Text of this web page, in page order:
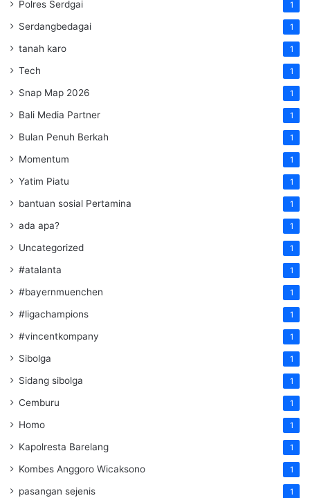
Polres Serdgai 1
Serdangbedagai 1
tanah karo 1
Tech 1
Snap Map 2026 1
Bali Media Partner 1
Bulan Penuh Berkah 1
Momentum 1
Yatim Piatu 1
bantuan sosial Pertamina 1
ada apa? 1
Uncategorized 1
#atalanta 1
#bayernmuenchen 1
#ligachampions 1
#vincentkompany 1
Sibolga 1
Sidang sibolga 1
Cemburu 1
Homo 1
Kapolresta Barelang 1
Kombes Anggoro Wicaksono 1
pasangan sejenis 1